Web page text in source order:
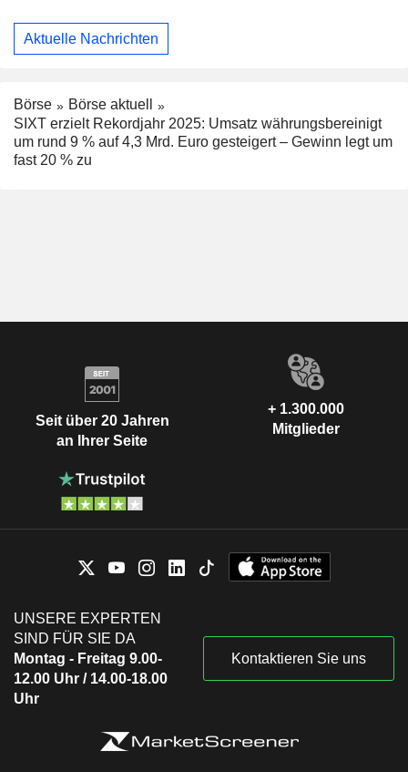
Aktuelle Nachrichten
Börse
Börse aktuell
SIXT erzielt Rekordjahr 2025: Umsatz währungsbereinigt
um rund 9 % auf 4,3 Mrd. Euro gesteigert – Gewinn legt um
fast 20 % zu
Seit über 20 Jahren
an Ihrer Seite
+ 1.300.000
Mitglieder
UNSERE EXPERTEN
SIND FÜR SIE DA
Montag - Freitag 9.00-
12.00 Uhr / 14.00-18.00
Uhr
Kontaktieren Sie uns